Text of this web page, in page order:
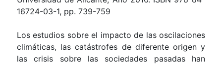
16724-03-1, pp. 739-759
Los estudios sobre el impacto de las oscilaciones
climáticas, las catástrofes de diferente origen y
las crisis sobre las sociedades pasadas han